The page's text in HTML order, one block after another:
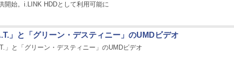
開始。i.LINK HDDとして利用可能に
」と「グリーン・デスティニー」のUMDビデオ
」と「グリーン・デスティニー」のUMDビデオ